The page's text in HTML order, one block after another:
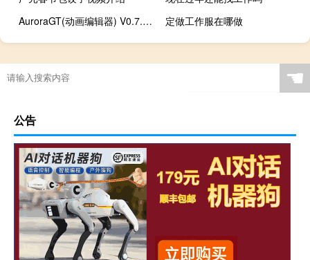
AuroraGT(动画编辑器) V0.7.1 绿色免费版（AuroraGT(动画编辑器) V0.7.1 绿色免费版功能简介）
定做工作服在哪做
☚
公告